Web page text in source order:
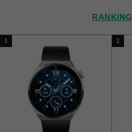
RANKING
1 2